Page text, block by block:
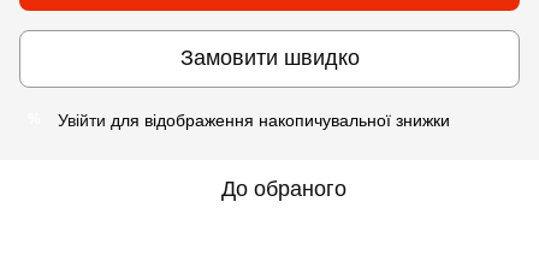
Замовити швидко
Увійти для відображення накопичувальної знижки
До обраного